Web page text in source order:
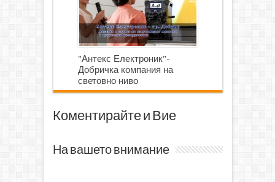
"Антекс Електроник"-
Добричка компания на
световно ниво
Коментирайте и Вие
На вашето внимание